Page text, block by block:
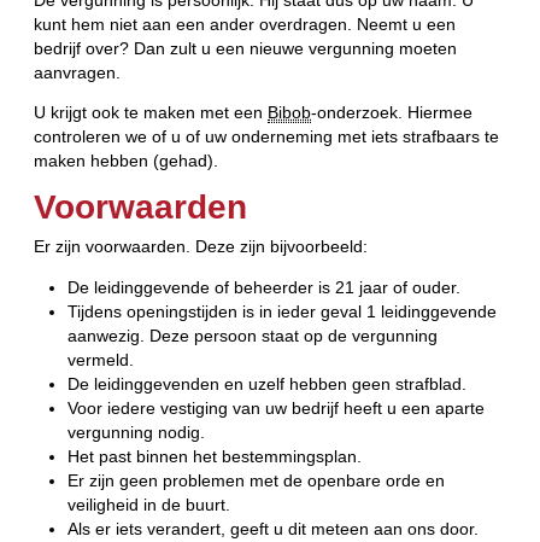
kunt hem niet aan een ander overdragen. Neemt u een
bedrijf over? Dan zult u een nieuwe vergunning moeten
aanvragen.
U krijgt ook te maken met een Bibob-onderzoek. Hiermee
controleren we of u of uw onderneming met iets strafbaars te
maken hebben (gehad).
Voorwaarden
Er zijn voorwaarden. Deze zijn bijvoorbeeld:
De leidinggevende of beheerder is 21 jaar of ouder.
Tijdens openingstijden is in ieder geval 1 leidinggevende
aanwezig. Deze persoon staat op de vergunning
vermeld.
De leidinggevenden en uzelf hebben geen strafblad.
Voor iedere vestiging van uw bedrijf heeft u een aparte
vergunning nodig.
Het past binnen het bestemmingsplan.
Er zijn geen problemen met de openbare orde en
veiligheid in de buurt.
Als er iets verandert, geeft u dit meteen aan ons door.